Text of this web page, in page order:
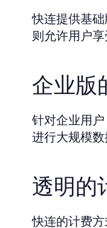
快连提供基
则允许用户
企业版
针对企业用
进行大规模
透明的
快连的计费